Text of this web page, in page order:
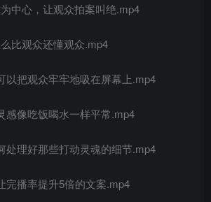
中心，让观众拍案叫绝.mp4
比观众还懂观众.mp4
以把观众牢牢地吸在屏幕上.mp4
感像吃饭喝水一样平常.mp4
处理好那些打动灵魂的细节.mp4
完播率提升5倍的文案.mp4